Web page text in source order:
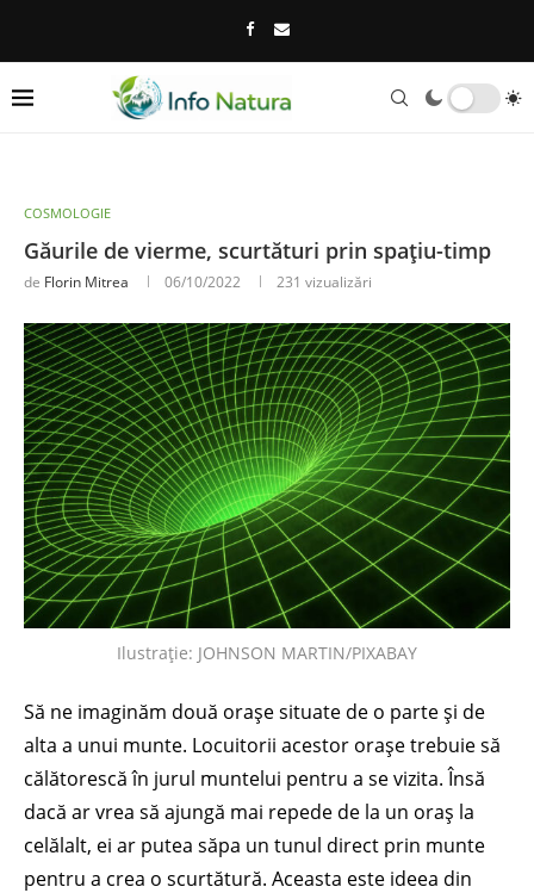
COSMOLOGIE
Găurile de vierme, scurtături prin spațiu-timp
de Florin Mitrea 06/10/2022 231 vizualizări
Ilustrație: JOHNSON MARTIN/PIXABAY
Să ne imaginăm două orașe situate de o parte și de
alta a unui munte. Locuitorii acestor orașe trebuie să
călătorescă în jurul muntelui pentru a se vizita. Însă
dacă ar vrea să ajungă mai repede de la un oraș la
celălalt, ei ar putea săpa un tunul direct prin munte
pentru a crea o scurtătură. Aceasta este ideea din